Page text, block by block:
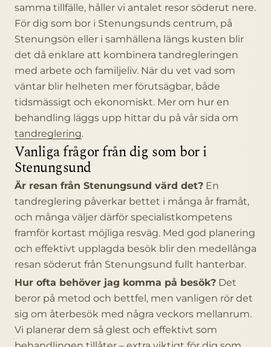
samma tillfälle, håller vi antalet resor söderut nere.
För dig som bor i Stenungsunds centrum, på
Stenungsön eller i samhällena längs kusten blir
det då enklare att kombinera tandregleringen
med arbete och familjeliv. När du vet vad som
väntar blir helheten mer förutsägbar, både
tidsmässigt och ekonomiskt. Mer om hur en
behandling läggs upp hittar du på vår sida om
tandreglering.
Vanliga frågor från dig som bor i
Stenungsund
Är resan från Stenungsund värd det? En
tandreglering påverkar bettet i många år framåt,
och många väljer därför specialistkompetens
framför kortast möjliga resväg. Med god planering
och effektivt upplagda besök blir den medellånga
resan söderut från Stenungsund fullt hanterbar.
Hur ofta behöver jag komma på besök? Det
beror på metod och bettfel, men vanligen rör det
sig om återbesök med några veckors mellanrum.
Vi planerar dem så glest och effektivt som